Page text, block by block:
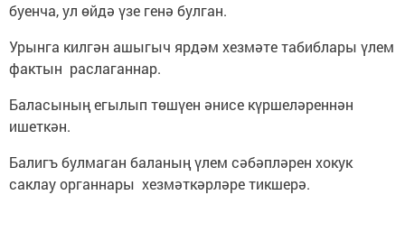
буенча, ул өйдә үзе генә булган.
Урынга килгән ашыгыч ярдәм хезмәте табиблары үлем
фактын раслаганнар.
Баласының егылып төшүен әнисе күршеләреннән
ишеткән.
Балигъ булмаган баланың үлем сәбәпләрен хокук
саклау органнары хезмәткәрләре тикшерә.